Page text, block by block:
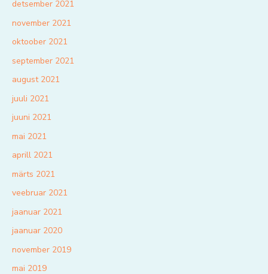
detsember 2021
november 2021
oktoober 2021
september 2021
august 2021
juuli 2021
juuni 2021
mai 2021
aprill 2021
märts 2021
veebruar 2021
jaanuar 2021
jaanuar 2020
november 2019
mai 2019